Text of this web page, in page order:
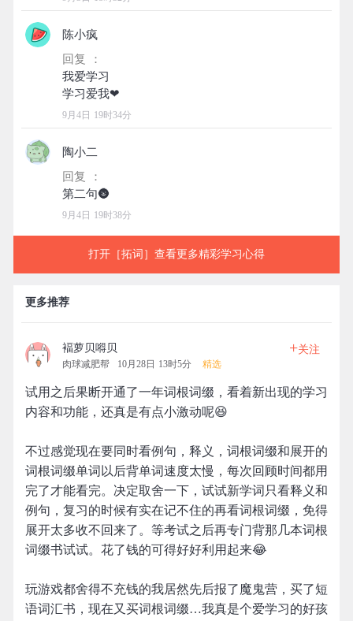
陈小疯
回复 ：
我爱学习
9月4日 19时34分
陶小二
回复 ：
9月4日 19时38分
打开［拓词］查看更多精彩学习心得
更多推荐
褔萝贝嘚贝
肉球减肥帮 10月28日 13时5分 精选
+关注
试用之后果断开通了一年词根词缀，看着新出现的学习
内容和功能，还真是有点小激动呢😆
不过感觉现在要同时看例句，释义，词根词缀和展开的
词根词缀单词以后背单词速度太慢，每次回顾时间都用
完了才能看完。决定取舍一下，试试新学词只看释义和
例句，复习的时候有实在记不住的再看词根词缀，免得
展开太多收不回来了。等考试之后再专门背那几本词根
词缀书试试。花了钱的可得好好利用起来😂
玩游戏都舍得不充钱的我居然先后报了魔鬼营，买了短
语词汇书，现在又买词根词缀…我真是个爱学习的好孩